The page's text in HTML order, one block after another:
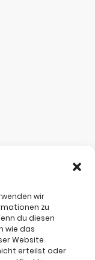
wir
zu
du diesen
wie das
Website
erteilst oder